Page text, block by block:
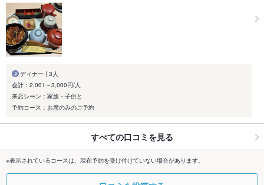
ディナー | 3人
会計：2,001～3,000円/人
来店シーン：家族・子供と
予約コース：お席のみのご予約
すべての口コミを見る
※表示されているコースは、現在予約を受け付けていない場合があります。